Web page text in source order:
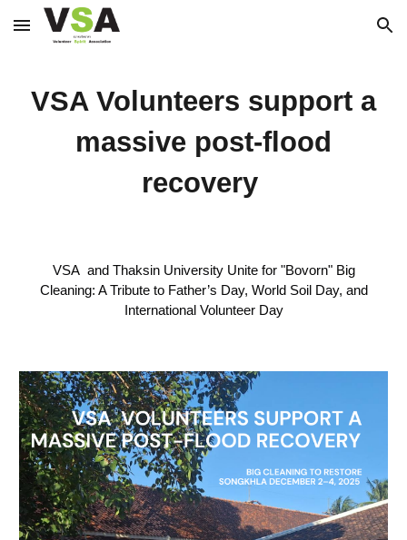
Skip to main content Skip to navigation
VSA Volunteers support a
massive post-flood
recovery
VSA and Thaksin University Unite for "Bovorn" Big
Cleaning: A Tribute to Father’s Day, World Soil Day, and
International Volunteer Day